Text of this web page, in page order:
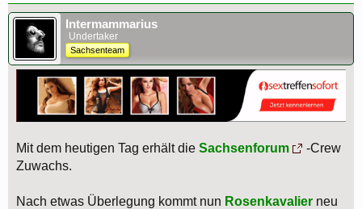
Intermammarius
Undertaker
Sachsenteam
Mit dem heutigen Tag erhält die Sachsenforum
-Crew
Zuwachs.
Nach etwas Überlegung kommt nun Rosenkavalier neu